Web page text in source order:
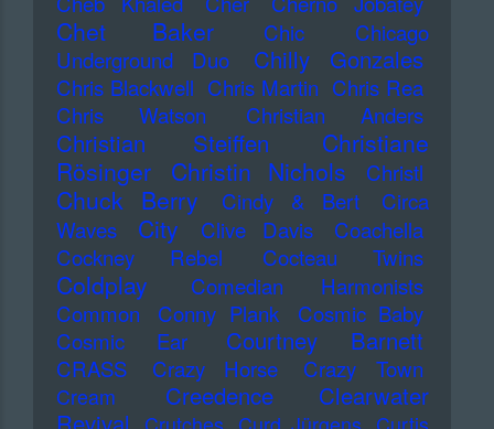
Chet Baker Chic
Chicago
Underground Duo
Chilly Gonzales
Chris Blackwell Chris Martin Chris Rea
Chris Watson
Christian Anders
Christian Steiffen
Christiane
Rösinger
Christin Nichols Christl
Chuck Berry Cindy & Bert
Circa
Waves
City Clive Davis
Coachella
Cockney Rebel
Cocteau Twins
Coldplay
Comedian Harmonists
Common
Conny Plank
Cosmic Baby
Cosmic Ear
Courtney Barnett
CRASS Crazy Horse Crazy Town
Cream
Creedence Clearwater